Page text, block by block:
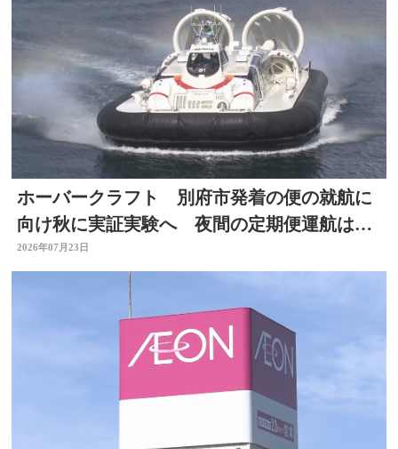
ホーバークラフト 別府市発着の便の就航に
向け秋に実証実験へ 夜間の定期便運航は８
月中目指す 大分
2026年07月23日